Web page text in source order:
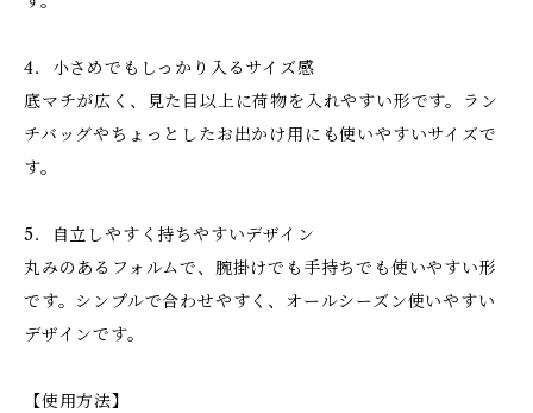
4．小さめでもしっかり入るサイズ感
底マチが広く、見た目以上に荷物を入れやすい形です。ラン
チバッグやちょっとしたお出かけ用にも使いやすいサイズで
す。
5．自立しやすく持ちやすいデザイン
丸みのあるフォルムで、腕掛けでも手持ちでも使いやすい形
です。シンプルで合わせやすく、オールシーズン使いやすい
デザインです。
【使用方法】